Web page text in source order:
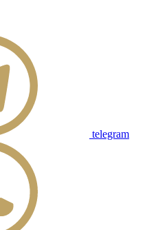
telegram